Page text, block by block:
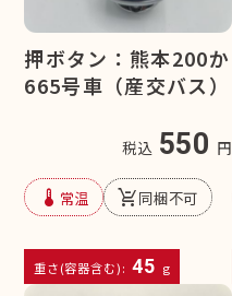
押ボタン：熊本200か
665号車（産交バス）
税込 550 円
device_thermostat 常温 remove_shopping_cart同梱不可
重さ(容器含む): 45 g